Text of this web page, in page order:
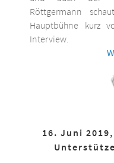
Röttgermann
Hauptbühne kurz
Interview.
16. Juni